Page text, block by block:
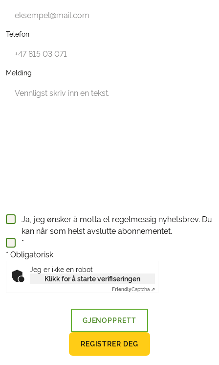
Telefon
Melding
Ja, jeg ønsker å motta et regelmessig nyhetsbrev. Du
kan når som helst avslutte abonnementet.
*
* Obligatorisk
Jeg er ikke en robot
Klikk for å starte verifiseringen
FriendlyCaptcha ⇗
GJENOPPRETT
REGISTRER DEG